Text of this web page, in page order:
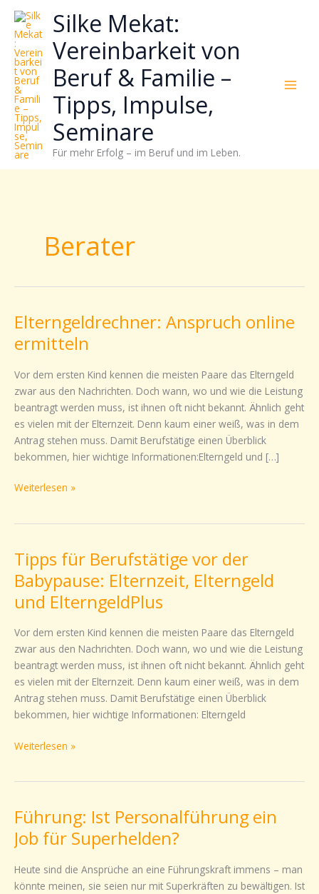
Zum
Inhalt
springen
Silke Mekat:
Vereinbarkeit von
Beruf & Familie –
Tipps, Impulse,
Seminare
Für mehr Erfolg – im Beruf und im Leben.
Berater
Elterngeldrechner: Anspruch online
ermitteln
Vor dem ersten Kind kennen die meisten Paare das Elterngeld
zwar aus den Nachrichten. Doch wann, wo und wie die Leistung
beantragt werden muss, ist ihnen oft nicht bekannt. Ähnlich geht
es vielen mit der Elternzeit. Denn kaum einer weiß, was in dem
Antrag stehen muss. Damit Berufstätige einen Überblick
bekommen, hier wichtige Informationen:Elterngeld und […]
Elterngeldrechner:
Anspruch
online
ermitteln
Weiterlesen »
Tipps für Berufstätige vor der
Babypause: Elternzeit, Elterngeld
und ElterngeldPlus
Vor dem ersten Kind kennen die meisten Paare das Elterngeld
zwar aus den Nachrichten. Doch wann, wo und wie die Leistung
beantragt werden muss, ist ihnen oft nicht bekannt. Ähnlich geht
es vielen mit der Elternzeit. Denn kaum einer weiß, was in dem
Antrag stehen muss. Damit Berufstätige einen Überblick
bekommen, hier wichtige Informationen: Elterngeld
Tipps
für
Berufstätige
vor
Babypause:
Elternzeit,
Elterngeld
und
ElterngeldPlus
Weiterlesen »
Führung: Ist Personalführung ein
Job für Superhelden?
Heute sind die Ansprüche an eine Führungskraft immens – man
könnte meinen, sie seien nur mit Superkräften zu bewältigen. Ist
Führung:
Ist
Personalführung
ein
Job
wie
sich
Stress
reduzieren
Energie
gezielter
einsetzen
lässt?
Einfach